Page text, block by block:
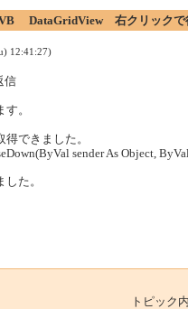
DataGridView 右クリックで
12:41:27)
信
。
できました。
sender As Object,
た。
トピッ